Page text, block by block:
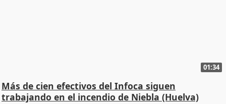
01:34
Más de cien efectivos del Infoca siguen
trabajando en el incendio de Niebla (Huelva)